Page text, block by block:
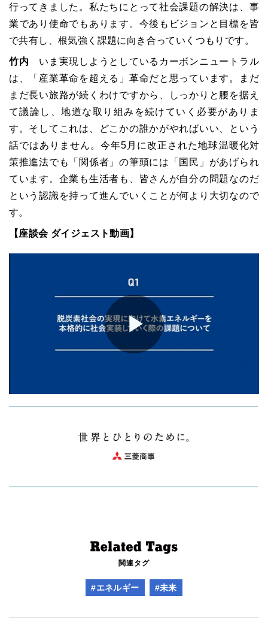
行ってきました。私たちにとって社会課題の解決は、事
業であり使命でもあります。今後もビジョンと目標を皆
で共有し、根気強く課題に向き合っていくつもりです。
竹内 いま実現しようとしているカーボンニュートラル
は、「産業革命を超える」革命だと思っています。まだ
まだ長い旅路が続くわけですから、しっかりと腰を据え
て議論し、地道な取り組みを続けていく必要がありま
す。そしてこれは、どこかの誰かがやればいい、という
話ではありません。今年5月に改正された地球温暖化対
策推進法でも「関係者」の筆頭には「国民」があげられ
ています。企業も生活者も、皆さんが自分の問題なのだ
という認識を持って進んでいくことが何より大切なので
す。
【座談会 ダイジェスト動画】
Play
Video
関連タグ
#エネルギー #未来